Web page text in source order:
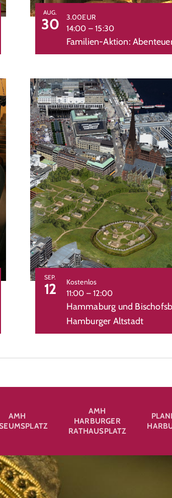
AUG.
30
Familien-Aktion:
14:00 –15:30
3.00EUR
SEP.
12
Hammaburg und
Hamburger Altstadt
11:00 –12:00
Kostenlos
AMH
AMH
HARBURGER
RATHAUSPLATZ